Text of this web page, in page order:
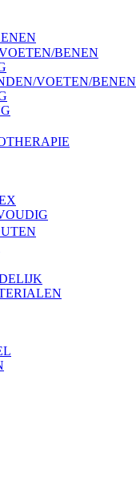
BENEN
VOETEN/BENEN